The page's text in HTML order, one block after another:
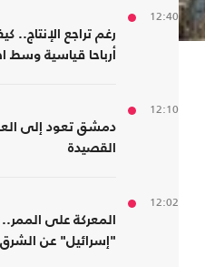
12:40
رغم تراجع الإنتاج..
أرباحا قياسية وسط
12:10
دمشق تعود إلى
القصيدة
12:02
المعركة على
"إسرائيل" عن